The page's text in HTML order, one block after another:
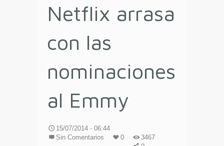
Netflix arrasa
con las
nominaciones
al Emmy
15/07/2014 - 06:44
Sin Comentarios
0
3467